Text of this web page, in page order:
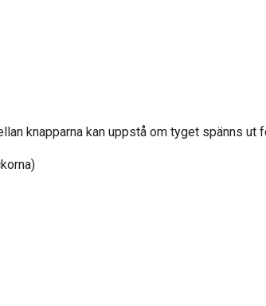
knapparna kan uppstå om tyget spänns